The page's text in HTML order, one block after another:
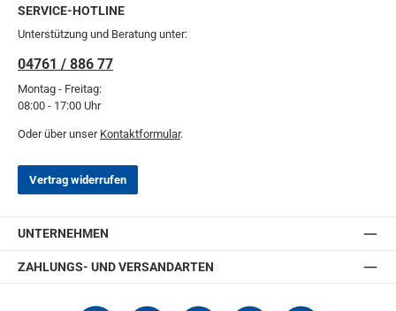
SERVICE-HOTLINE
Unterstützung und Beratung unter:
04761 / 886 77
Montag - Freitag:
08:00 - 17:00 Uhr
Oder über unser Kontaktformular.
Vertrag widerrufen
UNTERNEHMEN
ZAHLUNGS- UND VERSANDARTEN